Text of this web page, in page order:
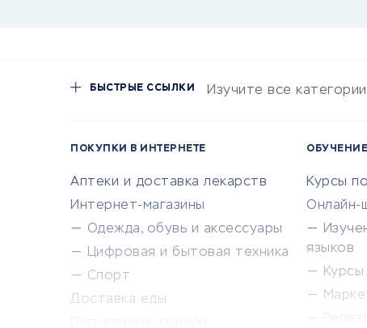
БЫСТРЫЕ ССЫЛКИ Изучите все категории
ПОКУПКИ В ИНТЕРНЕТЕ
Аптеки и доставка лекарств
Интернет-магазины
Одежда, обувь и аксессуары
Цифровая и бытовая техника
Спорт
Доставка еды
Курсы
Онлайн-
языков